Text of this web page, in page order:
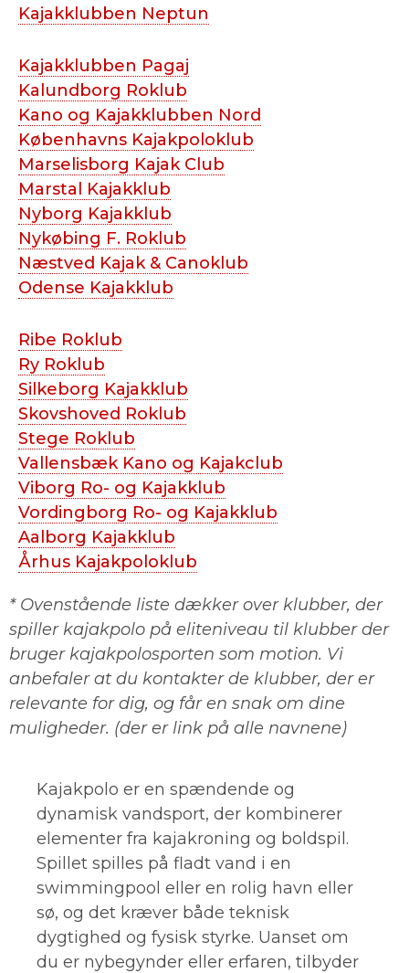
Kajakklubben Neptun
Kajakklubben Pagaj
Kalundborg Roklub
Kano og Kajakklubben Nord
Københavns Kajakpoloklub
Marselisborg Kajak Club
Marstal Kajakklub
Nyborg Kajakklub
Nykøbing F. Roklub
Næstved Kajak & Canoklub
Odense Kajakklub
Ribe Roklub
Ry Roklub
Silkeborg Kajakklub
Skovshoved Roklub
Stege Roklub
Vallensbæk Kano og Kajakclub
Viborg Ro- og Kajakklub
Vordingborg Ro- og Kajakklub
Aalborg Kajakklub
Århus Kajakpoloklub
* Ovenstående liste dækker over klubber, der
spiller kajakpolo på eliteniveau til klubber der
bruger kajakpolosporten som motion. Vi
anbefaler at du kontakter de klubber, der er
relevante for dig, og får en snak om dine
muligheder. (der er link på alle navnene)
Kajakpolo er en spændende og
dynamisk vandsport, der kombinerer
elementer fra kajakroning og boldspil.
Spillet spilles på fladt vand i en
swimmingpool eller en rolig havn eller
sø, og det kræver både teknisk
dygtighed og fysisk styrke. Uanset om
du er nybegynder eller erfaren, tilbyder